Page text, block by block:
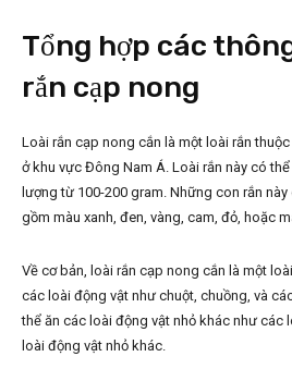
Tổng hợp các
rắn cạp nong
Loài rắn cạp nong cắn là một loài rắn
ở khu vực Đông Nam Á. Loài rắn này có
lượng từ 100-200 gram. Những con rắn
gồm màu xanh, đen, vàng, cam, đỏ, hoặc
Về cơ bản, loài rắn cạp nong cắn là một
các loài động vật như chuột, chuồng, và
thể ăn các loài động vật nhỏ khác như các
loài động vật nhỏ khác.